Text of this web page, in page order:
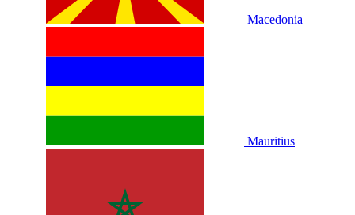
Macedonia
Mauritius